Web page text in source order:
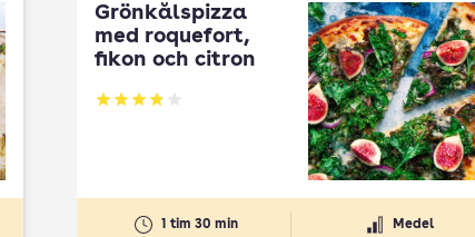
Grönkålspizza
med roquefort,
fikon och citron
Betyg: 3.89 av 5
1 tim 30 min Medel